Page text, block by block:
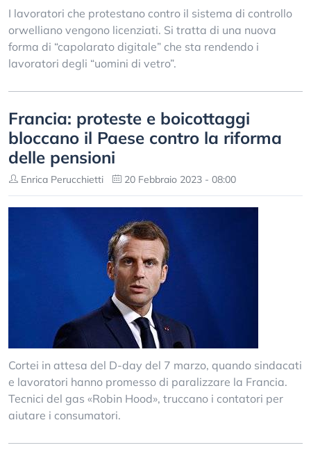
I lavoratori che protestano contro il sistema di controllo
orwelliano vengono licenziati. Si tratta di una nuova
forma di “capolarato digitale” che sta rendendo i
lavoratori degli “uomini di vetro”.
Francia: proteste e boicottaggi
bloccano il Paese contro la riforma
delle pensioni
Enrica Perucchietti 20 Febbraio 2023 - 08:00
Cortei in attesa del D-day del 7 marzo, quando sindacati
e lavoratori hanno promesso di paralizzare la Francia.
Tecnici del gas «Robin Hood», truccano i contatori per
aiutare i consumatori.